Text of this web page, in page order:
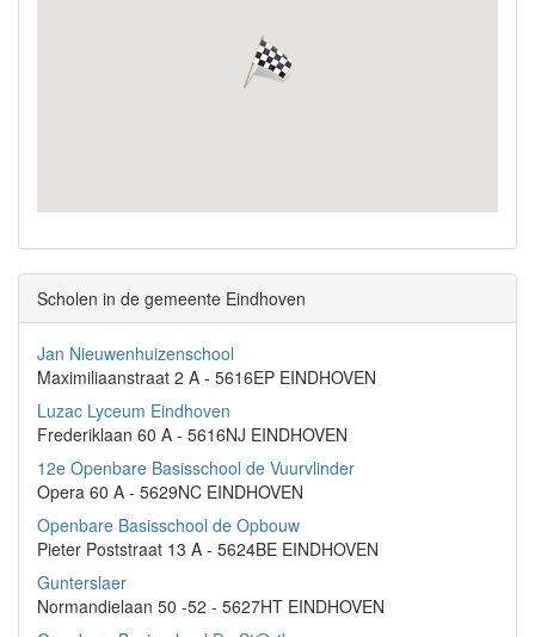
Scholen in de gemeente Eindhoven
Jan Nieuwenhuizenschool
Maximiliaanstraat 2 A - 5616EP EINDHOVEN
Luzac Lyceum Eindhoven
Frederiklaan 60 A - 5616NJ EINDHOVEN
12e Openbare Basisschool de Vuurvlinder
Opera 60 A - 5629NC EINDHOVEN
Openbare Basisschool de Opbouw
Pieter Poststraat 13 A - 5624BE EINDHOVEN
Gunterslaer
Normandielaan 50 -52 - 5627HT EINDHOVEN